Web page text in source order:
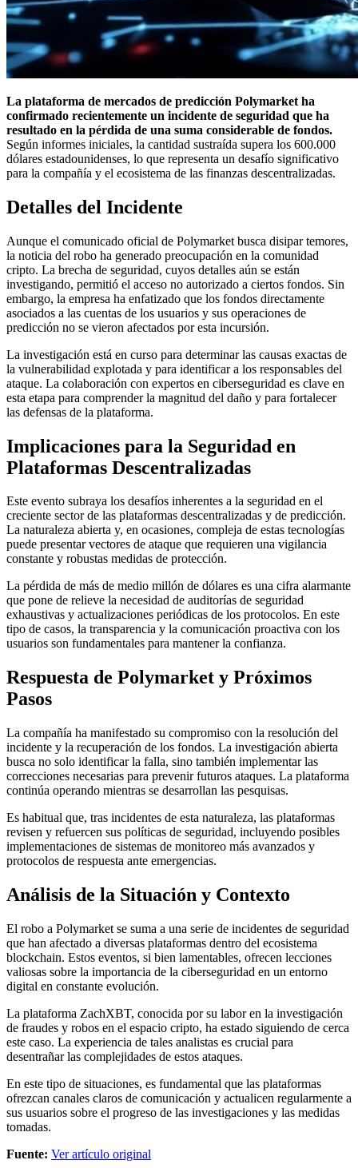
La plataforma de mercados de predicción Polymarket ha
confirmado recientemente un incidente de seguridad que ha
resultado en la pérdida de una suma considerable de fondos.
Según informes iniciales, la cantidad sustraída supera los 600.000
dólares estadounidenses, lo que representa un desafío significativo
para la compañía y el ecosistema de las finanzas descentralizadas.
Detalles del Incidente
Aunque el comunicado oficial de Polymarket busca disipar temores,
la noticia del robo ha generado preocupación en la comunidad
cripto. La brecha de seguridad, cuyos detalles aún se están
investigando, permitió el acceso no autorizado a ciertos fondos. Sin
embargo, la empresa ha enfatizado que los fondos directamente
asociados a las cuentas de los usuarios y sus operaciones de
predicción no se vieron afectados por esta incursión.
La investigación está en curso para determinar las causas exactas de
la vulnerabilidad explotada y para identificar a los responsables del
ataque. La colaboración con expertos en ciberseguridad es clave en
esta etapa para comprender la magnitud del daño y para fortalecer
las defensas de la plataforma.
Implicaciones para la Seguridad en
Plataformas Descentralizadas
Este evento subraya los desafíos inherentes a la seguridad en el
creciente sector de las plataformas descentralizadas y de predicción.
La naturaleza abierta y, en ocasiones, compleja de estas tecnologías
puede presentar vectores de ataque que requieren una vigilancia
constante y robustas medidas de protección.
La pérdida de más de medio millón de dólares es una cifra alarmante
que pone de relieve la necesidad de auditorías de seguridad
exhaustivas y actualizaciones periódicas de los protocolos. En este
tipo de casos, la transparencia y la comunicación proactiva con los
usuarios son fundamentales para mantener la confianza.
Respuesta de Polymarket y Próximos
Pasos
La compañía ha manifestado su compromiso con la resolución del
incidente y la recuperación de los fondos. La investigación abierta
busca no solo identificar la falla, sino también implementar las
correcciones necesarias para prevenir futuros ataques. La plataforma
continúa operando mientras se desarrollan las pesquisas.
Es habitual que, tras incidentes de esta naturaleza, las plataformas
revisen y refuercen sus políticas de seguridad, incluyendo posibles
implementaciones de sistemas de monitoreo más avanzados y
protocolos de respuesta ante emergencias.
Análisis de la Situación y Contexto
El robo a Polymarket se suma a una serie de incidentes de seguridad
que han afectado a diversas plataformas dentro del ecosistema
blockchain. Estos eventos, si bien lamentables, ofrecen lecciones
valiosas sobre la importancia de la ciberseguridad en un entorno
digital en constante evolución.
La plataforma ZachXBT, conocida por su labor en la investigación
de fraudes y robos en el espacio cripto, ha estado siguiendo de cerca
este caso. La experiencia de tales analistas es crucial para
desentrañar las complejidades de estos ataques.
En este tipo de situaciones, es fundamental que las plataformas
ofrezcan canales claros de comunicación y actualicen regularmente a
sus usuarios sobre el progreso de las investigaciones y las medidas
tomadas.
Fuente: Ver artículo original